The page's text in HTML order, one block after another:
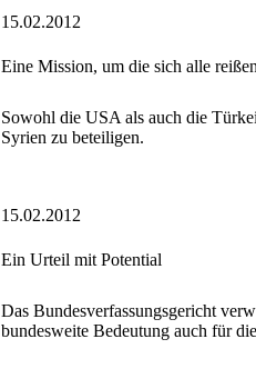
15.02.2012
Eine Mission, um die sich alle
Sowohl die USA als auch die
Syrien zu beteiligen.
15.02.2012
Ein Urteil mit Potential
Das Bundesverfassungsgericht
bundesweite Bedeutung auch für